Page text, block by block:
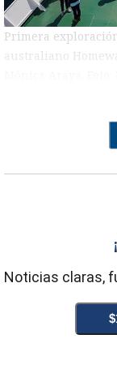
Primera
australiano